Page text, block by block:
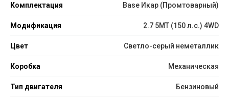
Комплектация Base Икар (Промтоварный)
Модификация 2.7 5MT (150 л.с.) 4WD
Цвет Светло-серый неметаллик
Коробка Механическая
Тип двигателя Бензиновый